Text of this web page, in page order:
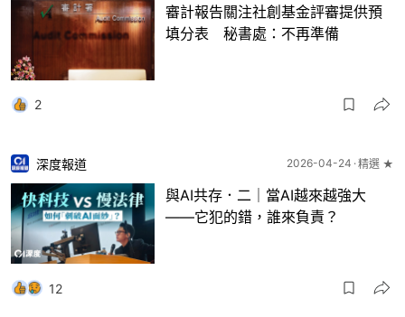
審計報告關注社創基金評審提供預
填分表 秘書處：不再準備
2
深度報道 2026-04-24 精選 ★
與AI共存．二｜當AI越來越強大
——它犯的錯，誰來負責？
12